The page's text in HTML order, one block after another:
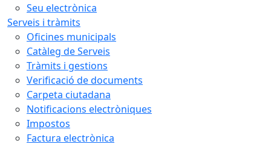
Seu electrònica
Serveis i tràmits
Oficines municipals
Catàleg de Serveis
Tràmits i gestions
Verificació de documents
Carpeta ciutadana
Notificacions electròniques
Impostos
Factura electrònica